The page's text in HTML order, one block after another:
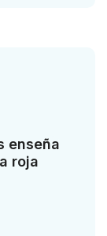
enseña
roja